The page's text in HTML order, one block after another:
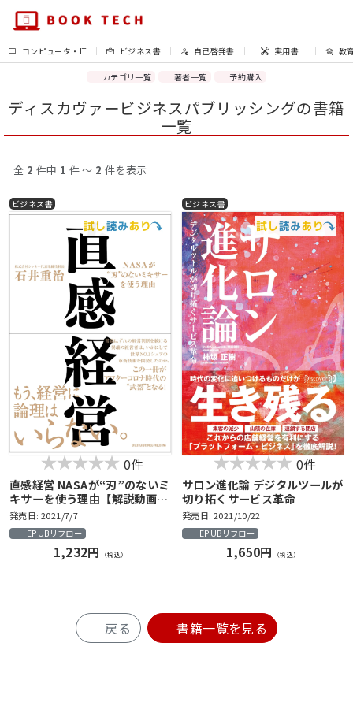
コンピュータ・IT ビジネス書 自己啓発書 実用書 教
カテゴリ一覧 著者一覧 予約購入
ディスカヴァービジネスパブリッシングの書籍
一覧
全 2 件中 1 件 〜 2 件を表示
ビジネス書
0件
直感経営 NASAが“刃”のないミ
キサーを使う理由【解説動画付
き】
発売日: 2021/7/7
EPUBリフロー
1,232円 （税込）
ビジネス書
0件
サロン進化論 デジタルツールが
切り拓くサービス⾰命
発売日: 2021/10/22
EPUBリフロー
1,650円 （税込）
戻る 書籍一覧を見る